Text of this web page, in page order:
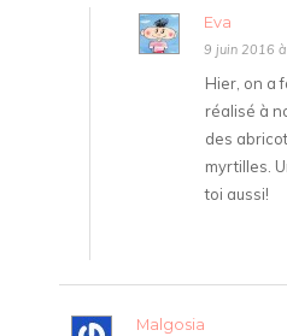
Eva
9 juin 2016
Hier, on a
réalisé à
des
myrtilles.
toi aussi!
Malgosia